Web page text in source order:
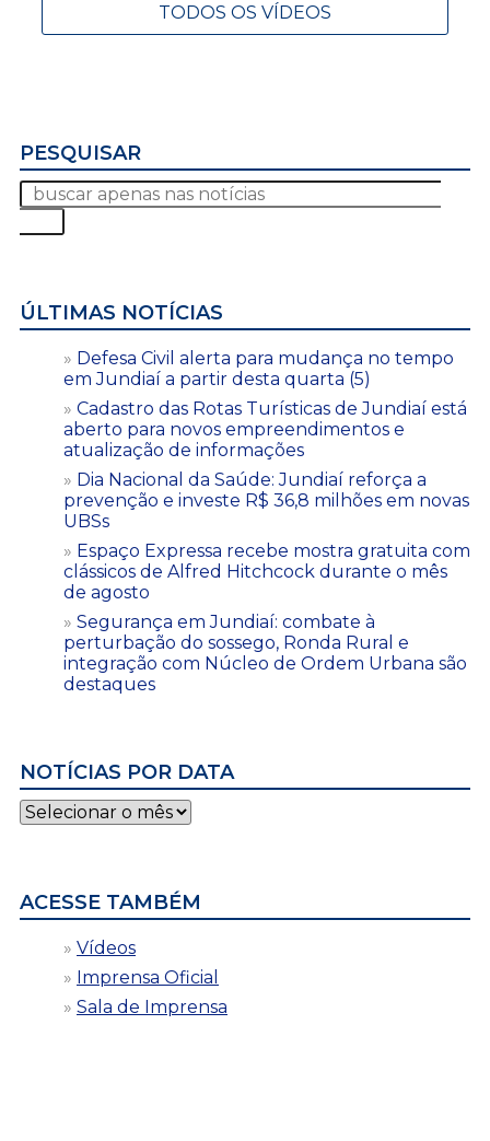
TODOS OS VÍDEOS
PESQUISAR
ÚLTIMAS NOTÍCIAS
Defesa Civil alerta para mudança no tempo
em Jundiaí a partir desta quarta (5)
Cadastro das Rotas Turísticas de Jundiaí está
aberto para novos empreendimentos e
atualização de informações
Dia Nacional da Saúde: Jundiaí reforça a
prevenção e investe R$ 36,8 milhões em novas
UBSs
Espaço Expressa recebe mostra gratuita com
clássicos de Alfred Hitchcock durante o mês
de agosto
Segurança em Jundiaí: combate à
perturbação do sossego, Ronda Rural e
integração com Núcleo de Ordem Urbana são
destaques
NOTÍCIAS POR DATA
Notícias
por
ACESSE TAMBÉM
Vídeos
Imprensa Oficial
Sala de Imprensa